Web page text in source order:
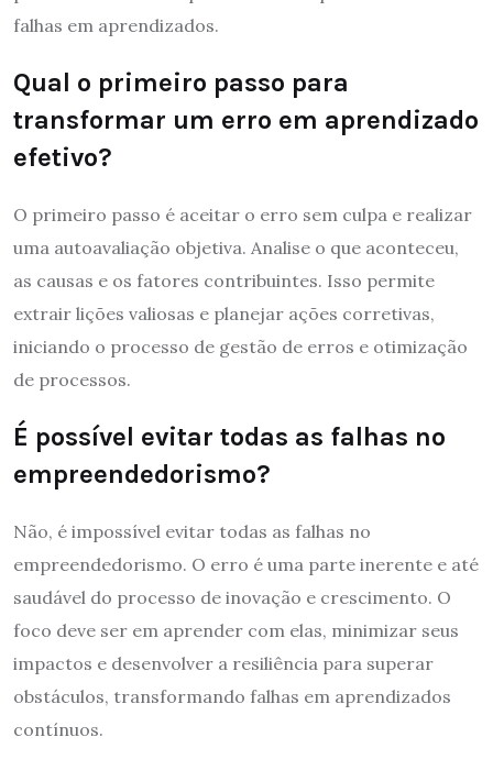
falhas em aprendizados.
Qual o primeiro passo para
transformar um erro em aprendizado
efetivo?
O primeiro passo é aceitar o erro sem culpa e realizar
uma autoavaliação objetiva. Analise o que aconteceu,
as causas e os fatores contribuintes. Isso permite
extrair lições valiosas e planejar ações corretivas,
iniciando o processo de gestão de erros e otimização
de processos.
É possível evitar todas as falhas no
empreendedorismo?
Não, é impossível evitar todas as falhas no
empreendedorismo. O erro é uma parte inerente e até
saudável do processo de inovação e crescimento. O
foco deve ser em aprender com elas, minimizar seus
impactos e desenvolver a resiliência para superar
obstáculos, transformando falhas em aprendizados
contínuos.